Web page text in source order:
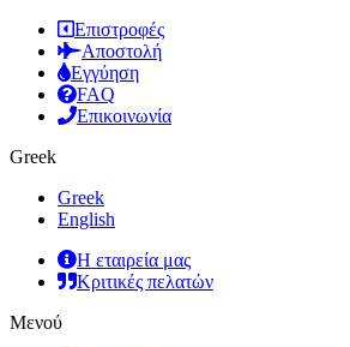
Επιστροφές
Αποστολή
Εγγύηση
FAQ
Επικοινωνία
Greek
Greek
English
Η εταιρεία μας
Κριτικές πελατών
Μενού